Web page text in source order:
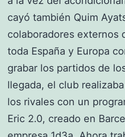
cayó también Quim
colaboradores externos
toda España y Europa
grabar los partidos de
llegada, el club
los rivales con un
Eric 2.0, creado en